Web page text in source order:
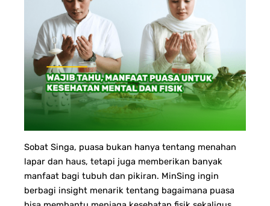
Sobat Singa, puasa bukan hanya tentang menahan
lapar dan haus, tetapi juga memberikan banyak
manfaat bagi tubuh dan pikiran. MinSing ingin
berbagi insight menarik tentang bagaimana puasa